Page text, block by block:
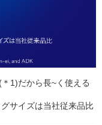
1)だから長~く使える
サイズは当社従来品比